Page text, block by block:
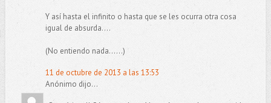
Y así hasta el infinito o hasta que se les ocurra otra cosa
igual de absurda....
(No entiendo nada......)
11 de octubre de 2013 a las 13:53
Anónimo dijo...